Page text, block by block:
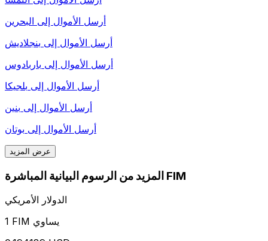
أرسل الأموال إلى البحرين
أرسل الأموال إلى بنجلاديش
أرسل الأموال إلى باربادوس
أرسل الأموال إلى بلجيكا
أرسل الأموال إلى بنين
أرسل الأموال إلى بوتان
عرض المزيد
المزيد من الرسوم البيانية المباشرة FIM
الدولار الأمريكي
1 FIM يساوي